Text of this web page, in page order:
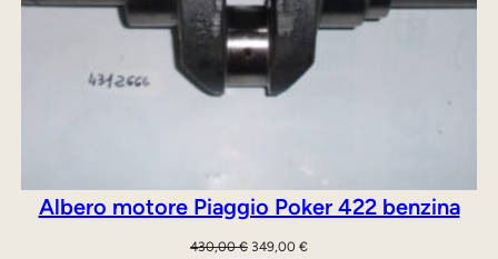
Albero motore Piaggio Poker 422 benzina
430,00€ Il349,00 €Il